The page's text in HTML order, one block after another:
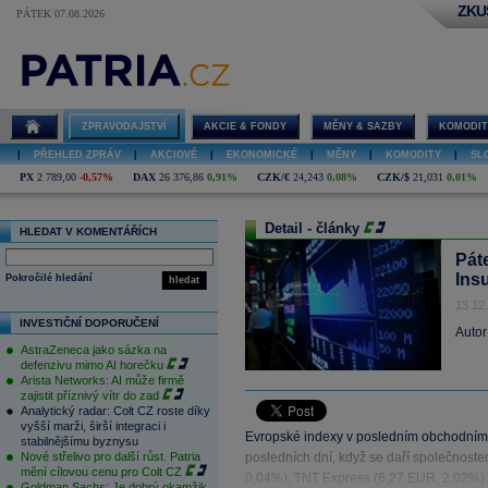
PÁTEK 07.08.2026
ZPRAVODAJSTVÍ AKCIE & FONDY MĚNY & SAZBY
PŘEHLED ZPRÁV AKCIOVÉ EKONOMICKÉ MĚNY KOMODITY
PX 2 789,00 -0,57% DAX 26 376,86 0,91% CZK/€ 24,243 0,08% CZK/$ 21,031 0,01%
HLEDAT V KOMENTÁŘÍCH
hledat
Pokročilé hledání
INVESTIČNÍ DOPORUČENÍ
AstraZeneca jako sázka na
defenzivu mimo AI horečku
Arista Networks: AI může firmě
zajistit příznivý vítr do zad
Analytický radar: Colt CZ roste díky
vyšší marži, širší integraci i
stabilnějšímu byznysu
Nové střelivo pro další růst. Patria
mění cílovou cenu pro Colt CZ
Detail - články
Evropské indexy v posledním
posledních dní, když se daří
0,04%), TNT Express (6,27 EUR,